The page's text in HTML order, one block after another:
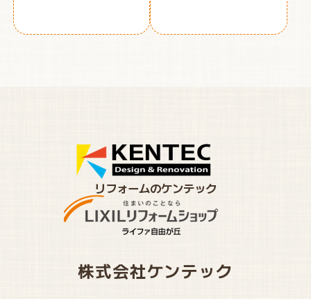
リフォームのケンテック
株式会社ケンテック